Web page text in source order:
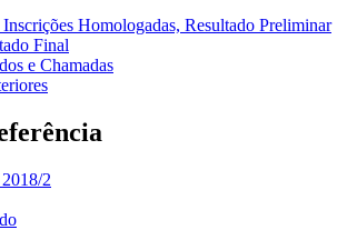
Homologadas, Resultado Preliminar
Final
e Chamadas
2